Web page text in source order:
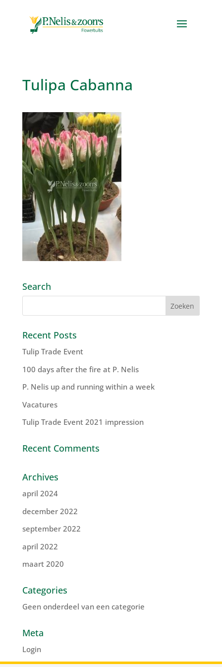
Tulipa Cabanna
Search
Recent Posts
Tulip Trade Event
100 days after the fire at P. Nelis
P. Nelis up and running within a week
Vacatures
Tulip Trade Event 2021 impression
Recent Comments
Archives
april 2024
december 2022
september 2022
april 2022
maart 2020
Categories
Geen onderdeel van een categorie
Meta
Login